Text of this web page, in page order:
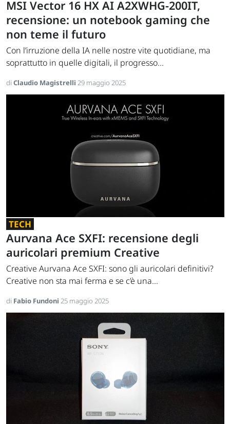
MSI Vector 16 HX AI A2XWHG-200IT,
recensione: un notebook gaming che
non teme il futuro
Con l’irruzione della IA nelle nostre vite quotidiane, ma
soprattutto in quelle digitali, il progresso...
di Claudio Magistrelli 29 maggio 2025
TECH
Aurvana Ace SXFI: recensione degli
auricolari premium Creative
Creative Aurvana Ace SXFI: sono gli auricolari definitivi?
Creative non sta mai ferma e se c’è una...
di Fabio Fundoni 25 maggio 2025